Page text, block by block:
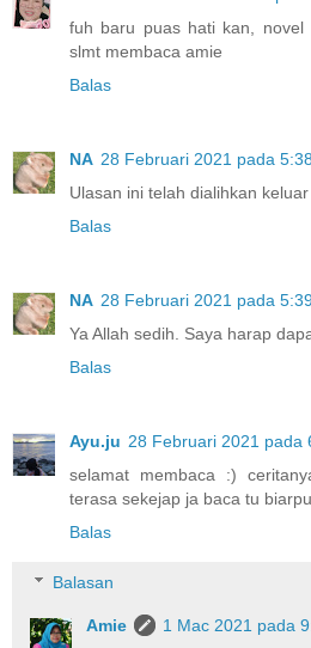
fuh baru puas hati kan, novel
slmt membaca amie
Balas
NA 28 Februari 2021 pada
Ulasan ini telah dialihkan
Balas
NA 28 Februari 2021 pada
Ya Allah sedih. Saya harap
Balas
Ayu.ju 28 Februari 2021 pada
selamat membaca :)
terasa sekejap ja baca tu
Balas
Balasan
Amie
1 Mac 2021 pada